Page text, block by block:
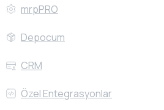
mrpPRO
Depocum
CRM
Özel Entegrasyonlar